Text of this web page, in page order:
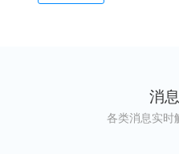
消
各类消息实时